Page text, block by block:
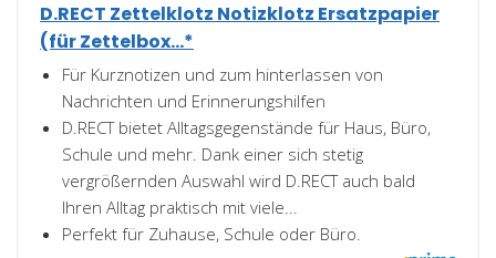
D.RECT Zettelklotz Notizklotz Ersatzpapier
(für Zettelbox...*
Für Kurznotizen und zum hinterlassen von
Nachrichten und Erinnerungshilfen
D.RECT bietet Alltagsgegenstände für Haus, Büro,
Schule und mehr. Dank einer sich stetig
vergrößernden Auswahl wird D.RECT auch bald
Ihren Alltag praktisch mit viele...
Perfekt für Zuhause, Schule oder Büro.